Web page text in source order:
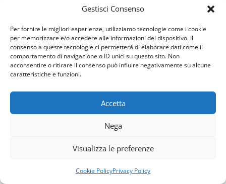
Gestisci Consenso
Per fornire le migliori esperienze, utilizziamo tecnologie come i cookie
per memorizzare e/o accedere alle informazioni del dispositivo. Il
consenso a queste tecnologie ci permetterà di elaborare dati come il
comportamento di navigazione o ID unici su questo sito. Non
acconsentire o ritirare il consenso può influire negativamente su alcune
caratteristiche e funzioni.
Accetta
Nega
Visualizza le preferenze
Cookie PolicyPrivacy Policy
Usiamo i cookie per fornirti la miglior esperienza d'uso e
navigazione sul nostro sito web.
usiamo sul sito o disabilitarli nelleimpostazioni
Rifiuta